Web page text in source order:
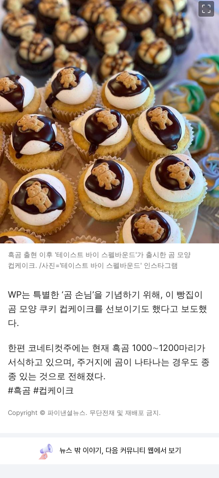
흑곰 출현 이후 '테이스트 바이 스펠바운드'가 출시한 곰 모양
컵케이크. /사진='테이스트 바이 스펠바운드' 인스타그램
WP는 특별한 ‘곰 손님’을 기념하기 위해, 이 빵집이
곰 모양 쿠키 컵케이크를 선보이기도 했다고 보도했
다.
한편 코네티컷주에는 현재 흑곰 1000∼1200마리가
서식하고 있으며, 주거지에 곰이 나타나는 경우도 종
종 있는 것으로 전해졌다.
#흑곰 #컵케이크
Copyright © 파이낸셜뉴스. 무단전재 및 재배포 금지.
뉴스 밖 이야기, 다음 커뮤니티 웹에서 보기